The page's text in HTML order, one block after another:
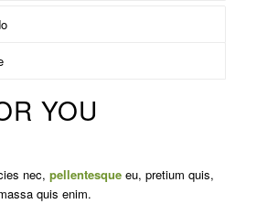
YOU
nec, pellentesqueeu, pretium quis,
quis enim.